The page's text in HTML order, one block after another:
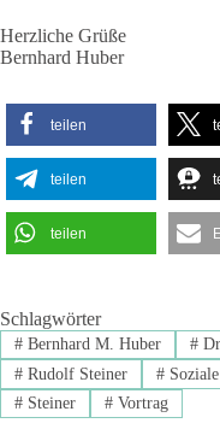
Herzliche Grüße
Bernhard Huber
teilen
teilen
teilen
Schlagwörter
#Bernhard M. Huber #
#Rudolf Steiner #Soziale
#Steiner #Vortrag